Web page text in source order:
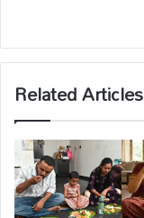
Related Articles